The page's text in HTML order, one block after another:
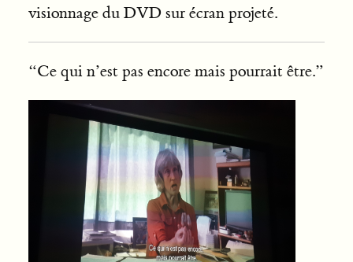
visionnage du DVD sur écran projeté.
“Ce qui n’est pas encore mais pourrait être.”